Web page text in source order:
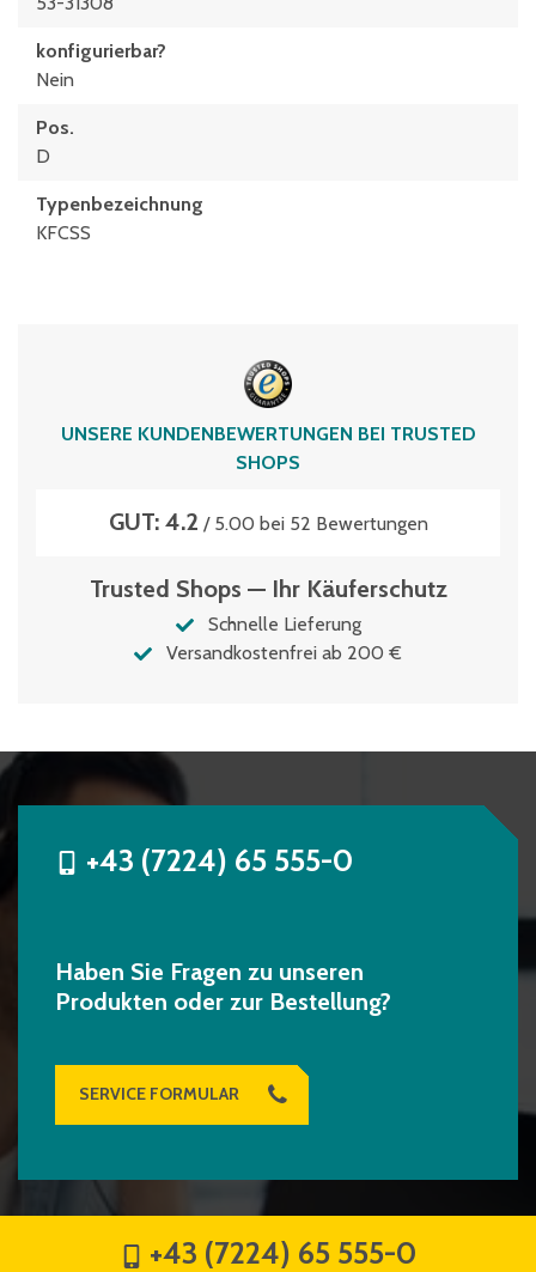
konfigurierbar?
Nein
Pos.
D
Typen­be­zeich­nung
KFCSS
UNSERE KUNDENBEWERTUNGEN BEI TRUSTED
SHOPS
GUT: 4.2 / 5.00 bei 52 Bewertungen
Trusted Shops — Ihr Käuferschutz
Schnelle Lieferung
Versandkostenfrei ab 200 €
+43 (7224) 65 555-0
Haben Sie Fragen zu unseren
Produkten oder zur Bestellung?
SERVICE FORMULAR
+43 (7224) 65 555-0